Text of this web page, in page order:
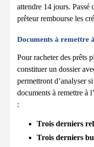
attendre 14 jours.
prêteur rembourse les
Documents à remettre
Pour racheter des prêts
constituer un dossier
permettront d’analyser
documents à remettre à
:
Trois derniers
Trois derniers